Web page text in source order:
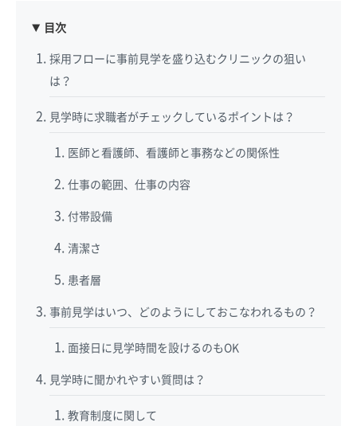
目次
採用フローに事前見学を盛り込むクリニックの狙い
は？
見学時に求職者がチェックしているポイントは？
医師と看護師、看護師と事務などの関係性
仕事の範囲、仕事の内容
付帯設備
清潔さ
患者層
事前見学はいつ、どのようにしておこなわれるもの？
面接日に見学時間を設けるのもOK
見学時に聞かれやすい質問は？
教育制度に関して